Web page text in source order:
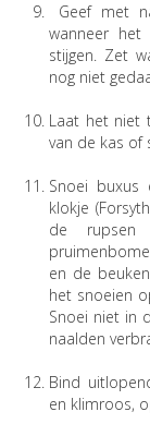
Geef met
wanneer
stijgen. Zet
nog niet
Laat het niet
van de kas of
Snoei buxus
klokje
de rupsen
en de
het snoeien
Snoei niet in
naalden
Bind
en klimroos,